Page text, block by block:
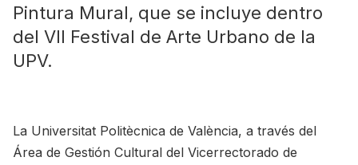
Pintura Mural, que se incluye dentro
del VII Festival de Arte Urbano de la
UPV.
La Universitat Politècnica de València, a través del
Área de Gestión Cultural del Vicerrectorado de